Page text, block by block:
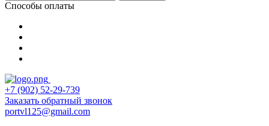
Способы оплаты
+7 (902) 52-29-739
Заказать обратный звонок
portvl125@gmail.com